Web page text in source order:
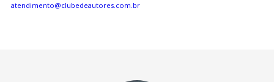
atendimento@clubedeautores.com.br